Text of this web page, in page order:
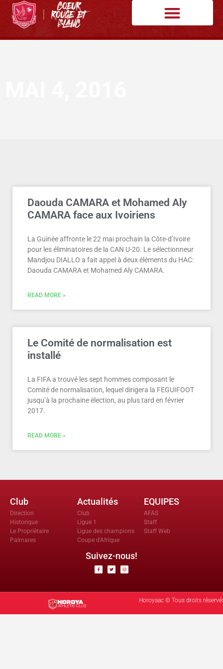
Daouda CAMARA et Mohamed Aly
CAMARA face aux Ivoiriens
La Guinée affronte le 22 mai prochain la Côte-d’Ivoire
pour les éliminatoires de la CAN U-20. Le sélectionneur
Mandjou DIALLO a fait appel à deux éléments du HAC:
Daouda CAMARA et Mohamed Aly CAMARA.
READ MORE »
Le Comité de normalisation est
installé
La FIFA a trouvé les sept hommes composant le
Comité de normalisation, lequel dirigera la FEGUIFOOT
jusqu’à la prochaine élection, au plus tard en février
2017.
READ MORE »
Club
Direction
Historique
Le Propriètaire
Palmares
Actualités
Club
Ligue 1
Ligue des champions
Coupe d'Afrique
EQUIPES
AFAS
Staff
Staff Web
Suivez-nous!
Horoyaac © Tous droits